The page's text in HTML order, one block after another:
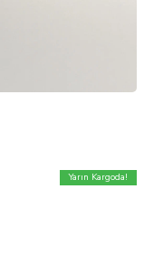
Yarın Kargoda!